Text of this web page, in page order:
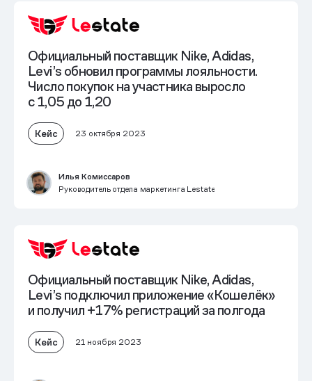
Официальный поставщик Nike, Adidas,
Levi’s обновил программы лояльности.
Число покупок на участника выросло
с 1,05 до 1,20
Кейс 23 октября 2023
Илья Комиссаров
Руководитель отдела маркетинга Lestate
Официальный поставщик Nike, Adidas,
Levi’s подключил приложение «Кошелёк»
и получил +17% регистраций за полгода
Кейс 21 ноября 2023